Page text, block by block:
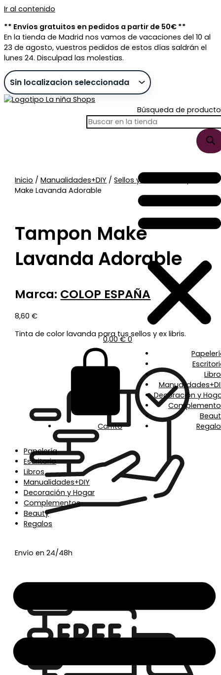
Ir al contenido
** Envíos gratuitos en pedidos a partir de 50€ **
En la tienda de Madrid nos vamos de vacaciones del 10 al
23 de agosto, vuestros pedidos de estos días saldrán el
lunes 24. Disculpad las molestias.
Búsqueda de
0,00€ 0
Carrito
Decoración y
Papelería
Escritorio
Libros
Manualidades+DIY
Decoración y Hogar
Complementos
Beauty
Regalos
Inicio /Manualidades+DIY /Sellos y tintas
Make Lavanda Adorable
Tampon Make
Lavanda Adorable
Marca: COLOP ESPAÑA
8,60€
Tinta de color lavanda para tus sellos y ex libris.
Envío en 24/48h